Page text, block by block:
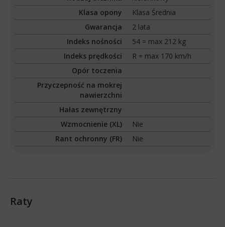
Klasa opony
Klasa Średnia
Gwarancja
2 lata
Indeks nośności
54 = max 212 kg
Indeks prędkości
R = max 170 km/h
Opór toczenia
Przyczepność na mokrej
nawierzchni
Hałas zewnętrzny
Wzmocnienie (XL)
Nie
Rant ochronny (FR)
Nie
Raty